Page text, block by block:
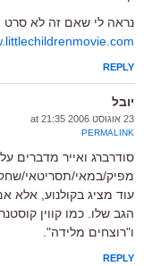
נראה לי שאם זה לא סרט
REPLY
יובל
23 אוגוסט 2006 at 21:35
PERMALINK
סודרברג ואייר מדברים
מפיק/במאי/תסריטאי/
עוד מציג בקולנוע, אלא
הגב שלו. כמו קווין
ו"רוצחים מלידה".
REPLY